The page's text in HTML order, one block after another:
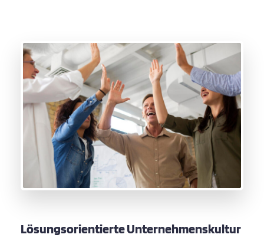
Lösungsorientierte Unternehmenskultur